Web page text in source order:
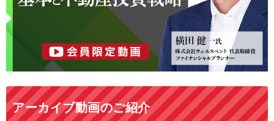
アーカイブ動画のご紹介